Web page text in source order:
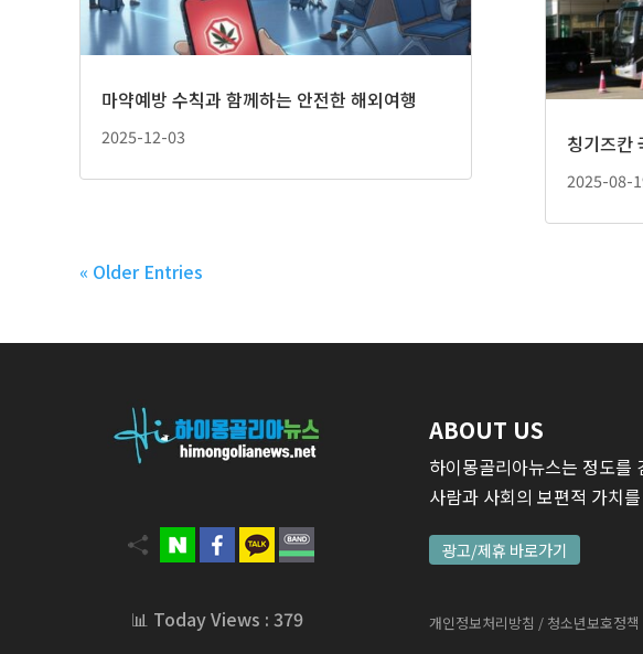
마약예방 수칙과 함께하는 안전한 해외여행
2025-12-03 칭기즈칸
2025-08-
« Older Entries
📊 Today Views : 379
ABOUT US
하이몽골리아뉴스는 정도를
사람과 사회의 보편적 가치
광고/제휴 바로가기
개인정보처리방침 / 청소년보호정책